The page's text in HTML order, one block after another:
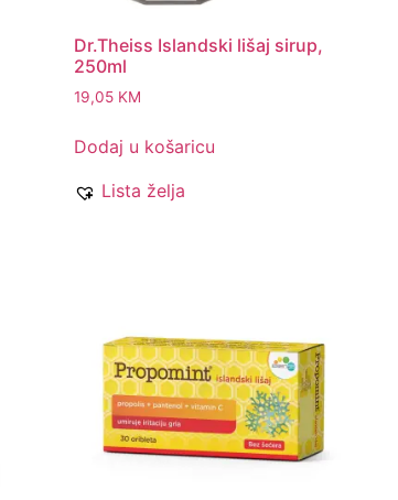
Dr.Theiss Islandski lišaj sirup,
250ml
19,05 KM
Dodaj u košaricu
Lista želja